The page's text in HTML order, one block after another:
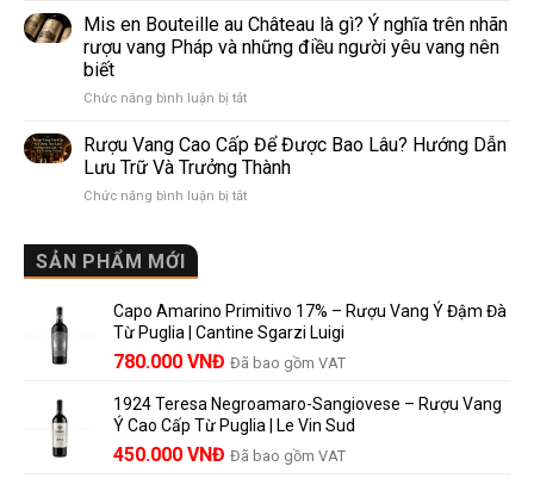
Thế
Nào?
10
So
Dễ
Hiểu
Người
và
Lalande
de
Điểm
khác
nhau
và
vì
lựa
chọn
đáng
Mis en Bouteille au Château là gì? Ý nghĩa trên nhãn
rượu vang Pháp và những điều người yêu vang nên
biết
Chức năng bình luận bị tắtở
en
Bouteille
au
Château
nhãn
rượu
vang
và
những
người
Rượu Vang Cao Cấp Để Được Bao Lâu? Hướng Dẫn
Lưu Trữ Và Trưởng Thành
Chức năng bình luận bị tắtở
Được
Bao
Lâu?
Hướng
Lưu
Trữ
Và
SẢN PHẨM MỚI
Capo Amarino Primitivo 17% – Rượu Vang Ý Đậm Đà
Từ Puglia | Cantine Sgarzi Luigi
Giá
là:
858.000 VNĐ.
780.000 VNĐ Giá
tại
là:
780.000 VNĐ.
Đã bao gồm VAT
1924 Teresa Negroamaro-Sangiovese – Rượu Vang
Ý Cao Cấp Từ Puglia | Le Vin Sud
Giá
450.000 VNĐ Giá
Đã bao gồm VAT